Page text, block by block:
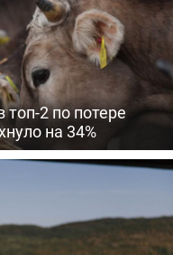
2 по потере
на 34%